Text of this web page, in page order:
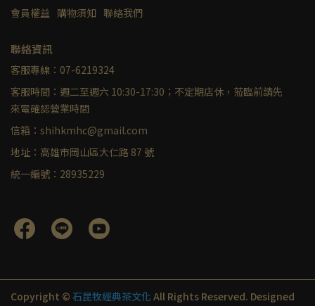
會員權益 購物須知 聯絡我們
聯絡資訊
客服專線：07-6219324
客服時間：週二至週六 10:30-17:30；不定期店休，蒞臨前請先
來電確認營業時間
信箱：shihkmhc@gmail.com
地址：高雄市岡山區大仁路 87 號
統一編號：28935229
Copyright © 石昆牧經典茶文化 All Rights Reserved. Designed